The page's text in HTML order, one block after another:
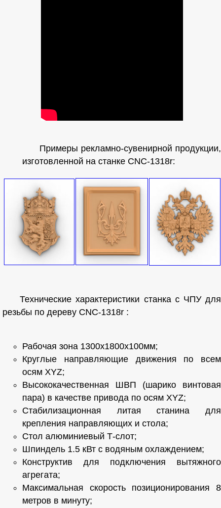
Примеры рекламно-сувенирной продукции,
изготовленной на станке CNC-1318r:
Технические характеристики станка с ЧПУ для
резьбы по дереву CNC-1318r :
Рабочая зона 1300х1800х100мм;
Круглые направляющие движения по всем
осям XYZ;
Высококачественная ШВП (шарико винтовая
пара) в качестве привода по осям XYZ;
Стабилизационная литая станина для
крепления направляющих и стола;
Стол алюминиевый Т-слот;
Шпиндель 1.5 кВт с водяным охлаждением;
Конструктив для подключения вытяжного
агрегата;
Максимальная скорость позиционирования 8
метров в минуту;